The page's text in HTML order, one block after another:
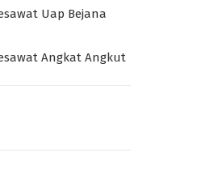
Uap Bejana
Angkat Angkut